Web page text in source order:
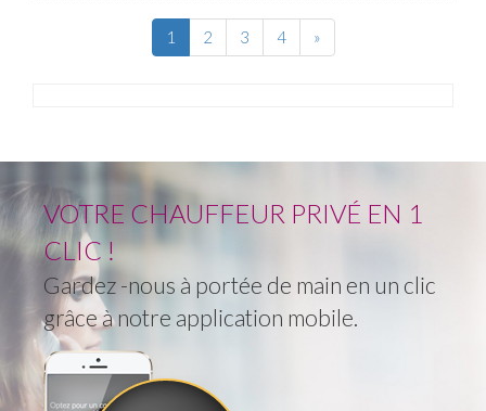
1 2 3 4 »
VOTRE CHAUFFEUR PRIVÉ EN 1
CLIC !
Gardez -nous à portée de main en un clic
grâce à notre application mobile.